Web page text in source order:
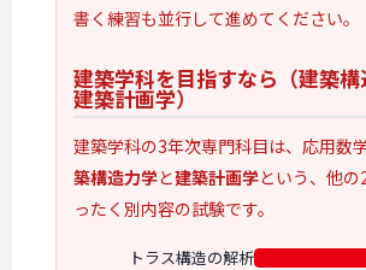
書く練習も並行して進めてください。
建築学科を目指すなら （建築
建築計画学）
建築学科の3年次専門科目は、応用数
築構造力学と建築計画学という、他の
ったく別内容の試験です。
トラス構造の解析